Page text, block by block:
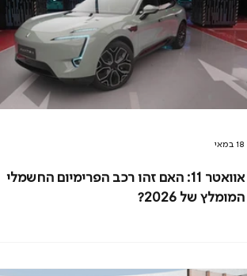
אוואטר 11: האם זהו רכב הפרימיום החשמלי
המומלץ של 2026?
18 במאי